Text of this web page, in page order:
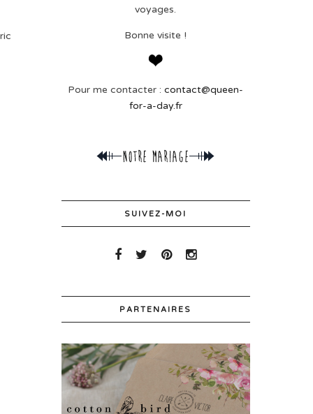
voyages.
Bonne visite !
Pour me contacter :contact@queen-
for-a-day.fr
SUIVEZ-MOI
PARTENAIRES